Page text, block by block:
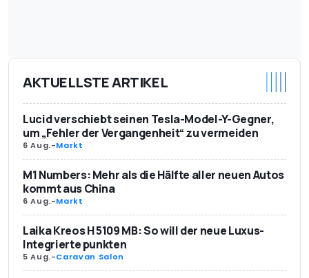
AKTUELLSTE ARTIKEL
Lucid verschiebt seinen Tesla-Model-Y-Gegner,
um „Fehler der Vergangenheit“ zu vermeiden
6 Aug.-Markt
M1 Numbers: Mehr als die Hälfte aller neuen Autos
kommt aus China
6 Aug.-Markt
Laika Kreos H 5109 MB: So will der neue Luxus-
Integrierte punkten
5 Aug.-Caravan Salon